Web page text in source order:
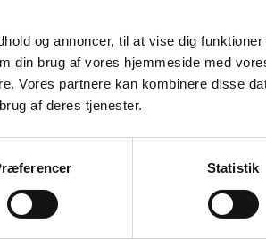
og annoncer, til at vise dig
din brug af vores hjemmeside med
Vores partnere kan kombinere disse
af deres tjenester.
Statistik
now
required
DKK 1,000.00 inc. VAT
Buy
In stock
Min. purchase of 4